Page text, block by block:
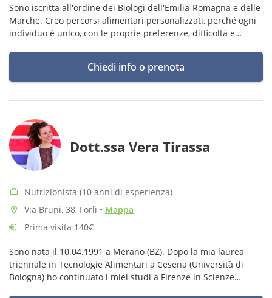
Sono iscritta all'ordine dei Biologi dell'Emilia-Romagna e delle
Marche. Creo percorsi alimentari personalizzati, perché ogni
individuo è unico, con le proprie preferenze, difficoltà e
Chiedi info o prenota
Dott.ssa Vera Tirassa
Nutrizionista (10 anni di esperienza)
Via Bruni, 38, Forlì • Mappa
Prima visita 140€
Sono nata il 10.04.1991 a Merano (BZ). Dopo la mia laurea
triennale in Tecnologie Alimentari a Cesena (Università di
Bologna) ho continuato i miei studi a Firenze in Scienze